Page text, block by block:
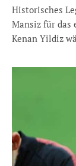
Historisches
Mansiz für das
Kenan Yildiz